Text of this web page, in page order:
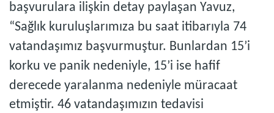
başvurulara ilişkin detay paylaşan Yavuz,
“Sağlık kuruluşlarımıza bu saat itibarıyla 74
vatandaşımız başvurmuştur. Bunlardan 15’i
korku ve panik nedeniyle, 15’i ise hafif
derecede yaralanma nedeniyle müracaat
etmiştir. 46 vatandaşımızın tedavisi